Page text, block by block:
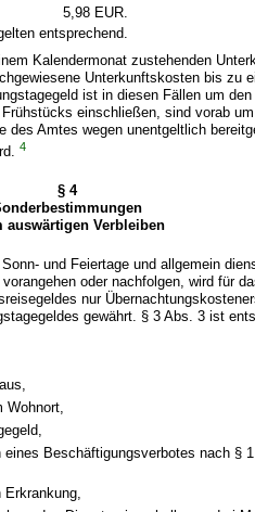
5,98 EUR.
entsprechend.
Kalendermonat zustehenden
Unterkunftskosten bis zu
ist in diesen Fällen um
einschließen, sind vorab
Amtes wegen unentgeltlich
4
§ 4
auswärtigen Verbleiben
und Feiertage und allgemein
oder nachfolgen, wird für
nur
gewährt. § 3 Abs. 3 ist
Wohnort,
Beschäftigungsverbotes nach §
Erkrankung,